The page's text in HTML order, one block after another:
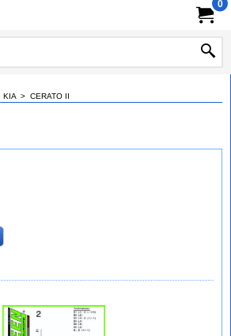
0
KIA > CERATO II